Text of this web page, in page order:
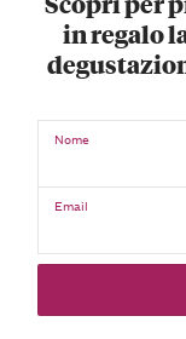
in regalo
Nome
Email